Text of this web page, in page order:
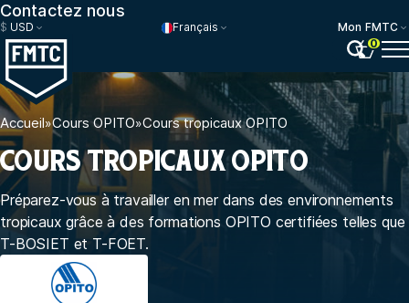
Contactez nous
$ USD Français
Mon FMTC
0
Accueil»Cours OPITO»Cours tropicaux OPITO
COURS TROPICAUX OPITO
Préparez-vous à travailler en mer dans des environnements
tropicaux grâce à des formations OPITO certifiées telles que
T-BOSIET et T-FOET.